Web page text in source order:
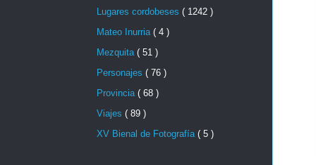
Lugares cordobeses ( 1242 )
Mateo Inurria ( 4 )
Mezquita ( 51 )
Personajes ( 76 )
Provincia ( 68 )
Viajes ( 89 )
XV Bienal de Fotografía ( 5 )